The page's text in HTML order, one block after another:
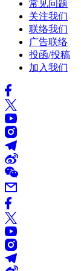
常见问题
关注我们
联络我们
广告联络
投函/投稿
加入我们